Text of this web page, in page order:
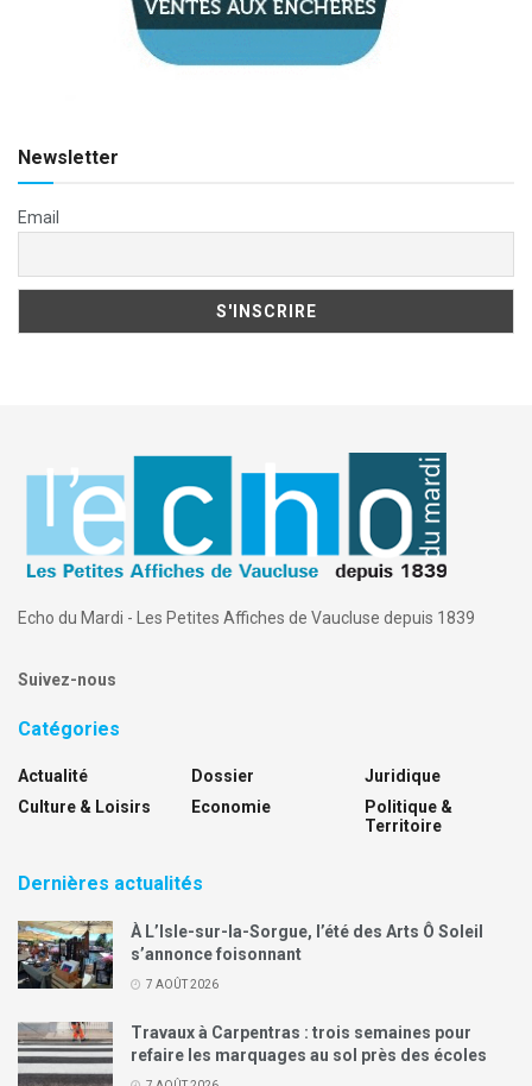
Newsletter
Email
Echo du Mardi - Les Petites Affiches de Vaucluse depuis 1839
Suivez-nous
Catégories
Actualité
Culture & Loisirs
Dossier
Economie
Juridique
Politique &
Territoire
Dernières actualités
À L’Isle-sur-la-Sorgue, l’été des Arts Ô Soleil
s’annonce foisonnant
7 AOÛT 2026
Travaux à Carpentras : trois semaines pour
refaire les marquages au sol près des écoles